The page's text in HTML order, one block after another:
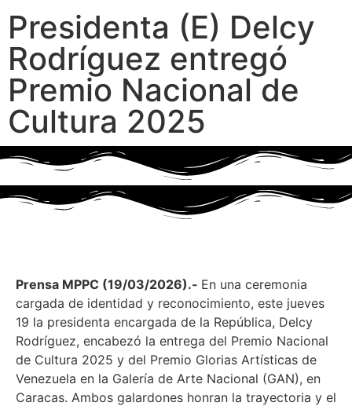
Presidenta (E) Delcy
Rodríguez entregó
Premio Nacional de
Cultura 2025
Prensa MPPC (19/03/2026).- En una ceremonia
cargada de identidad y reconocimiento, este jueves
19 la presidenta encargada de la República, Delcy
Rodríguez, encabezó la entrega del Premio Nacional
de Cultura 2025 y del Premio Glorias Artísticas de
Venezuela en la Galería de Arte Nacional (GAN), en
Caracas. Ambos galardones honran la trayectoria y el